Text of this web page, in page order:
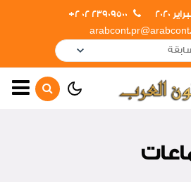
2020
23909500 02 2+